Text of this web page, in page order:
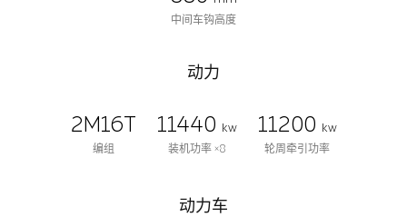
中间车钩高度
动力
2M16T
编组
11440
kw
装机功率 ×8
11200
kw
轮周牵引功率
动力车